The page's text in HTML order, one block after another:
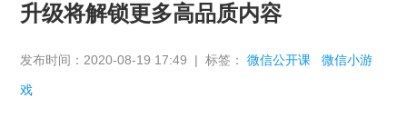
升级将解锁更多高品质内容
发布时间：2020-08-19 17:49 | 标签：微信公开课 微信小游
戏